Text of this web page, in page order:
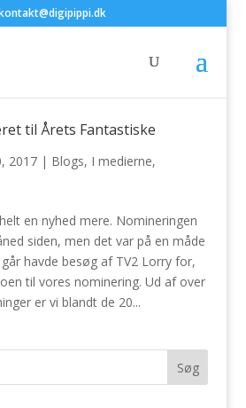
til Årets Fantastiske
2017| Blogs, I medierne,
en nyhed mere. Nomineringen
siden, men det var på en måde
havde besøg af TV2 Lorry for,
til vores nominering. Ud af over
er vi blandt de 20...